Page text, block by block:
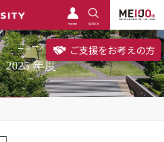
meimo SEARCH
ご支援をお考えの方
ニュース
2025 年度